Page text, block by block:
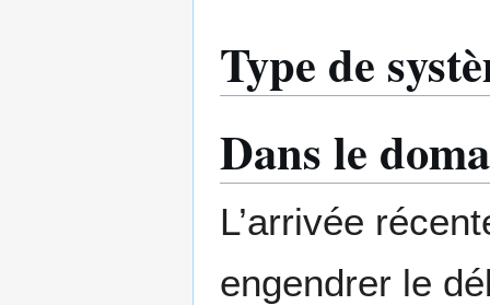
Type de
Dans le
L’arrivée
engendrer le